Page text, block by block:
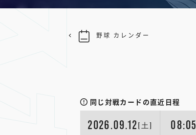
同じ対戦カードの直近日程
2026.09.12 [土] 08:05
野球 カレンダー